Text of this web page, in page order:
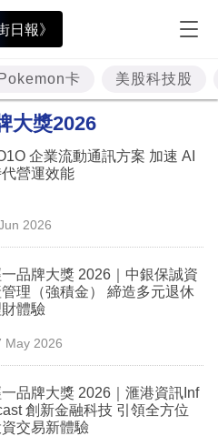
日報》
Pokemon卡 美股科技股
大獎2026
企業流動通訊方案 加速 AI
代營運效能
2026
品牌大獎 2026｜中銀保誠資
管理（強積金） 締造多元退休
體驗
May 2026
品牌大獎 2026｜滙港資訊Inf
創新金融科技 引領全方位
交易新體驗